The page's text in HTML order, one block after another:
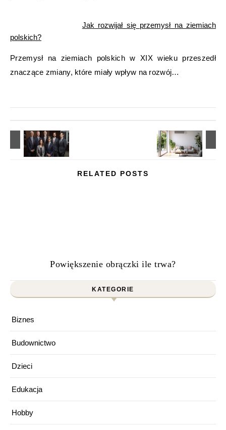
Jak rozwijał się przemysł na ziemiach
polskich?
Przemysł na ziemiach polskich w XIX wieku przeszedł
znaczące zmiany, które miały wpływ na rozwój…
RELATED POSTS
Powiększenie obrączki ile trwa?
KATEGORIE
Biznes
Budownictwo
Dzieci
Edukacja
Hobby